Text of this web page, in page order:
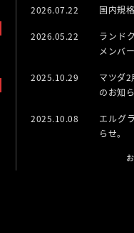
2026.07.22 国内規
2026.05.22
ランド
メンバ
2025.10.29
マツダ2
のお知ら
2025.10.08
エルグ
らせ。